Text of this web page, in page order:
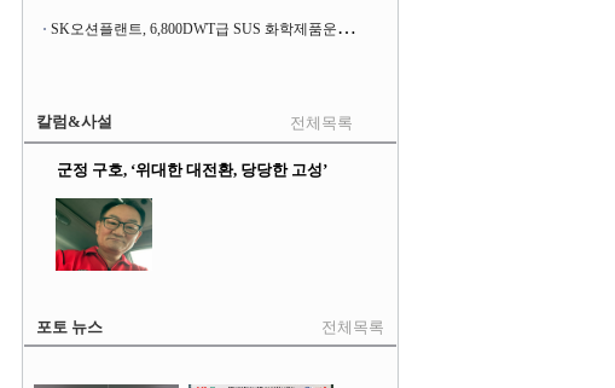
S
K오션플랜트, 6,800DWT급 SUS 화학제품운반선 2척 수주
칼럼&사설 전체목록
군정 구호, ‘위대한 대전환, 당당한 고성’
포토 뉴스 전체목록